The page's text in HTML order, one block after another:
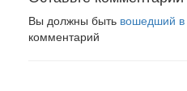
Вы должны быть вошедший в
комментарий